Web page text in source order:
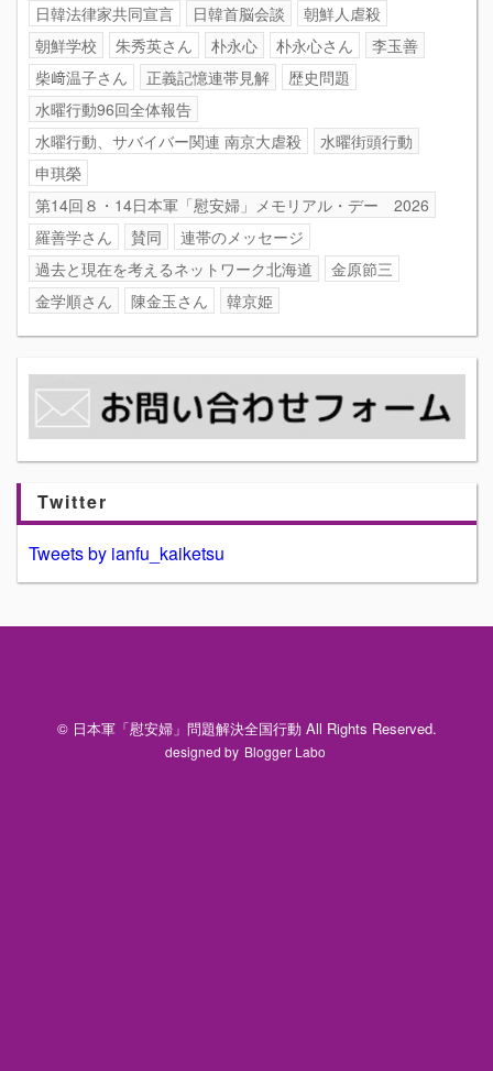
日韓法律家共同宣言
日韓首脳会談
朝鮮人虐殺
朝鮮学校
朱秀英さん 朴永心 朴永心さん
李玉善
柴﨑温子さん
正義記憶連帯見解
歴史問題
水曜行動96回全体報告
水曜行動、サバイバー関連 南京大虐殺
水曜街頭行動
申琪榮
第14回８・14日本軍「慰安婦」メモリアル・デー 2026
羅善学さん
賛同
連帯のメッセージ
過去と現在を考えるネットワーク北海道
金原節三
金学順さん
陳金玉さん 韓京姫
Twitter
Tweets by ianfu_kaiketsu
© 日本軍「慰安婦」問題解決全国行動 All Rights Reserved.
designed by Blogger Labo